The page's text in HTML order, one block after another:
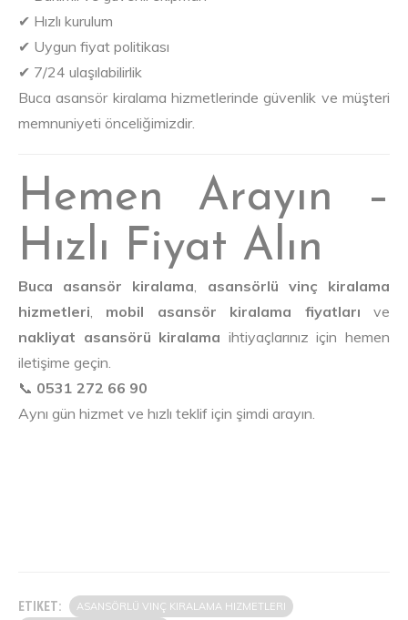
✔ Hızlı kurulum
✔ Uygun fiyat politikası
✔ 7/24 ulaşılabilirlik
Buca asansör kiralama hizmetlerinde güvenlik ve müşteri
memnuniyeti önceliğimizdir.
Hemen Arayın –
Hızlı Fiyat Alın
Buca asansör kiralama
asansörlü vinç kiralama
hizmetleri
mobil asansör kiralama fiyatları ve
nakliyat asansörü kiralama ihtiyaçlarınız için hemen
iletişime geçin.
📞 0531 272 66 90
Aynı gün hizmet ve hızlı teklif için şimdi arayın.
ETIKET:
ASANSÖRLÜ VINÇ KIRALAMA HIZMETLERI